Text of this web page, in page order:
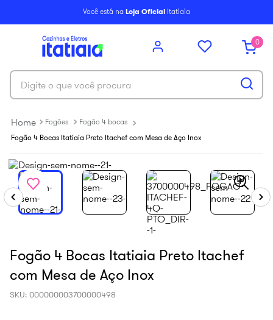
Você está na Loja Oficial Itatiaia
0
Digite o que você procura
Fogões
Fogão 4 bocas
Fogão 4 Bocas Itatiaia Preto Itachef com Mesa de Aço Inox
Fogão 4 Bocas Itatiaia Preto Itachef
com Mesa de Aço Inox
SKU: 000000003700000498
balcão itatiaia
armário cozinha
9º
renova
new premium